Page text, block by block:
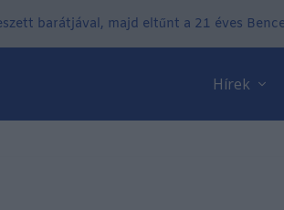
barátjával, majd eltűnt a 21 éves
Hírek